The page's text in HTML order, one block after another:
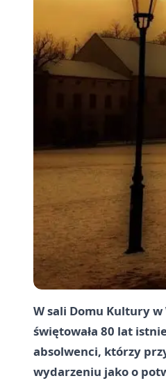
W sali Domu Kultury
świętowała 80 lat
absolwenci, którzy
wydarzeniu jako o